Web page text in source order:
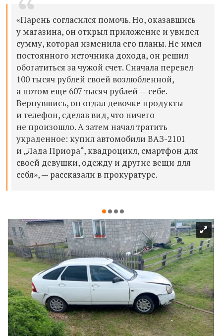
«Парень согласился помочь. Но, оказавшись
у магазина, он открыл приложение и увидел
сумму, которая изменила его планы. Не имея
постоянного источника дохода, он решил
обогатиться за чужой счет. Сначала перевел
100 тысяч рублей своей возлюбленной,
а потом еще 607 тысяч рублей — себе.
Вернувшись, он отдал девочке продукты
и телефон, сделав вид, что ничего
не произошло. А затем начал тратить
украденное: купил автомобили ВАЗ-2101
и „Лада Приора“, квадроцикл, смартфон для
своей девушки, одежду и другие вещи для
себя», — рассказали в прокуратуре.